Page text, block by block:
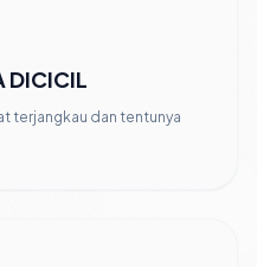
DICICIL
terjangkau dan tentunya